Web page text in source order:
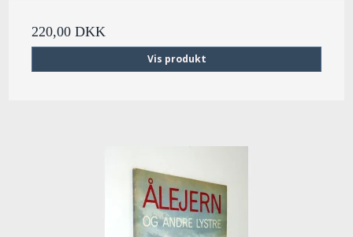
220,00 DKK
Vis produkt